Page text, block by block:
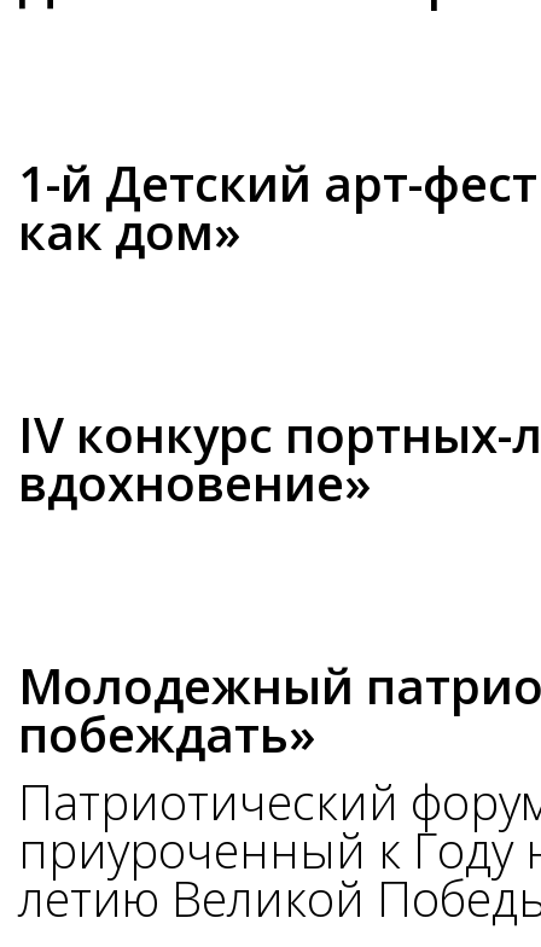
1-й Детский арт-
как дом»
IV конкурс
вдохновение»
Молодежный
побеждать»
Патриотический
приуроченный к Году
летию Великой